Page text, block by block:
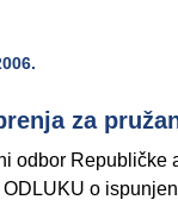
za
odbor Republičke
o